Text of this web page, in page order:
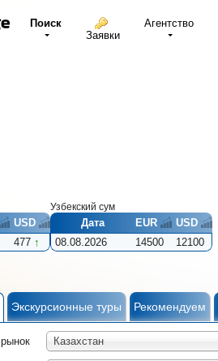
Поиск
Заявки
Агентство
USD
477
Узбекcкий сум
Дата EUR
USD
08.08.2026
14500 12100
Экскурсионные туры Рекомендуем
рынок Казахстан